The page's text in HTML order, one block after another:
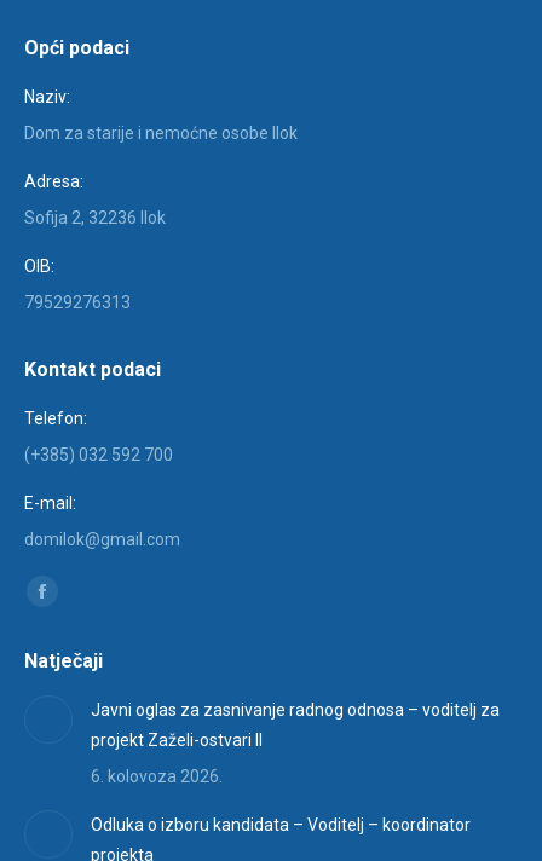
Opći podaci
Naziv:
Dom za starije i nemoćne osobe Ilok
Adresa:
Sofija 2, 32236 Ilok
OIB:
79529276313
Kontakt podaci
Telefon:
(+385) 032 592 700
E-mail:
domilok@gmail.com
Find us on:
Facebook
opens
Natječaji
Javni oglas za zasnivanje radnog odnosa – voditelj za
projekt Zaželi-ostvari II
6. kolovoza 2026.
Odluka o izboru kandidata – Voditelj – koordinator
projekta